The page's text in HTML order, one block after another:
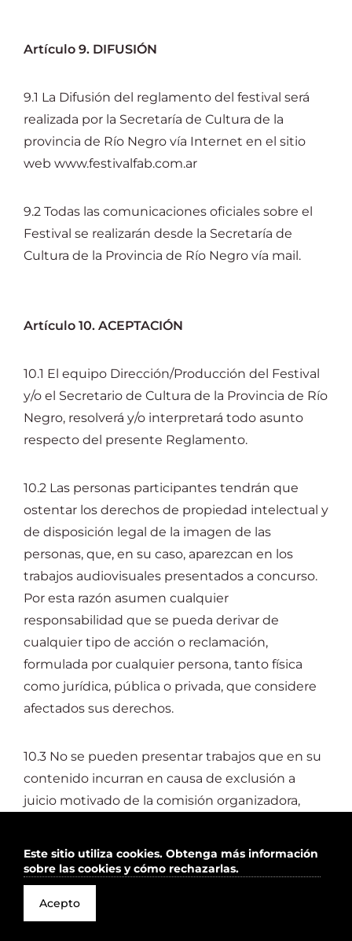
Artículo 9. DIFUSIÓN
9.1 La Difusión del reglamento del festival será
realizada por la Secretaría de Cultura de la
provincia de Río Negro vía Internet en el sitio
web www.festivalfab.com.ar
9.2 Todas las comunicaciones oficiales sobre el
Festival se realizarán desde la Secretaría de
Cultura de la Provincia de Río Negro vía mail.
Artículo 10. ACEPTACIÓN
10.1 El equipo Dirección/Producción del Festival
y/o el Secretario de Cultura de la Provincia de Río
Negro, resolverá y/o interpretará todo asunto
respecto del presente Reglamento.
10.2 Las personas participantes tendrán que
ostentar los derechos de propiedad intelectual y
de disposición legal de la imagen de las
personas, que, en su caso, aparezcan en los
trabajos audiovisuales presentados a concurso.
Por esta razón asumen cualquier
responsabilidad que se pueda derivar de
cualquier tipo de acción o reclamación,
formulada por cualquier persona, tanto física
como jurídica, pública o privada, que considere
afectados sus derechos.
10.3 No se pueden presentar trabajos que en su
contenido incurran en causa de exclusión a
juicio motivado de la comisión organizadora,
discriminación en razón de sexo, raza o cualquier
otro tipo de discriminación.
Este sitio utiliza cookies. Obtenga más información
sobre las cookies y cómo rechazarlas.
Acepto